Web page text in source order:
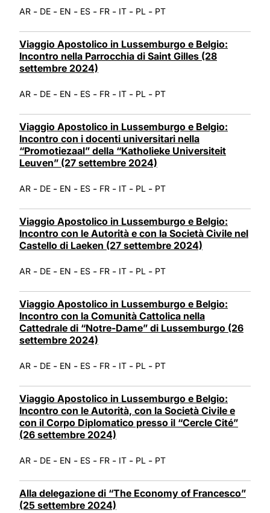
AR - DE - EN - ES - FR - IT - PL - PT
Viaggio Apostolico in Lussemburgo e Belgio:
Incontro nella Parrocchia di Saint Gilles (28
settembre 2024)
AR - DE - EN - ES - FR - IT - PL - PT
Viaggio Apostolico in Lussemburgo e Belgio:
Incontro con i docenti universitari nella
“Promotiezaal” della “Katholieke Universiteit
Leuven” (27 settembre 2024)
AR - DE - EN - ES - FR - IT - PL - PT
Viaggio Apostolico in Lussemburgo e Belgio:
Incontro con le Autorità e con la Società Civile nel
Castello di Laeken (27 settembre 2024)
AR - DE - EN - ES - FR - IT - PL - PT
Viaggio Apostolico in Lussemburgo e Belgio:
Incontro con la Comunità Cattolica nella
Cattedrale di “Notre-Dame” di Lussemburgo (26
settembre 2024)
AR - DE - EN - ES - FR - IT - PL - PT
Viaggio Apostolico in Lussemburgo e Belgio:
Incontro con le Autorità, con la Società Civile e
con il Corpo Diplomatico presso il “Cercle Cité”
(26 settembre 2024)
AR - DE - EN - ES - FR - IT - PL - PT
Alla delegazione di “The Economy of Francesco”
(25 settembre 2024)